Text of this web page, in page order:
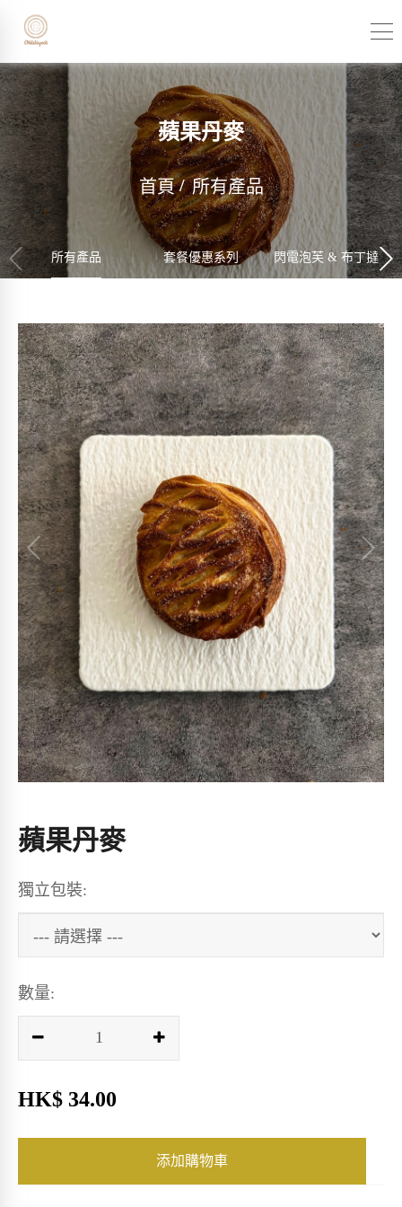
首頁 所有產品
蘋果丹麥
所有產品 套餐優惠系列 閃電泡芙 & 布丁撻
蘋果丹麥
獨立包裝:
數量:
HK$ 34.00
添加購物車